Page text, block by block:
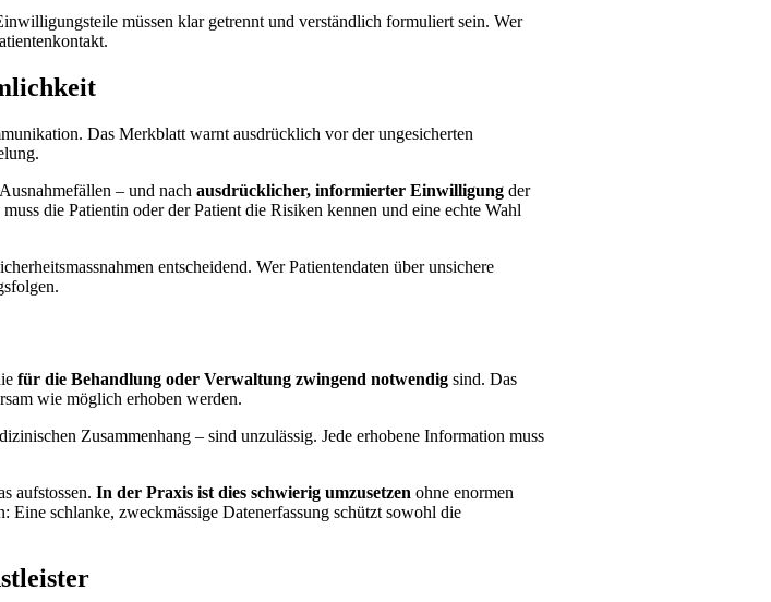
müssen klar getrennt und verständlich formuliert sein. Wer
Das Merkblatt warnt ausdrücklich vor der ungesicherten
– und nach ausdrücklicher, informierter Einwilligung der
die Patientin oder der Patient die Risiken kennen und eine echte Wahl
entscheidend. Wer Patientendaten über unsichere
für die Behandlung oder Verwaltung zwingend notwendig sind. Das
wie möglich erhoben werden.
Zusammenhang – sind unzulässig. Jede erhobene Information muss
aufstossen. In der Praxis ist dies schwierig umzusetzen ohne enormen
schlanke, zweckmässige Datenerfassung schützt sowohl die